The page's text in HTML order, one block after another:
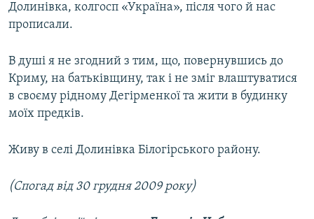
Долинівка, колгосп «Україна», після чого й нас
прописали.
В душі я не згодний з тим, що, повернувшись до
Криму, на батьківщину, так і не зміг влаштуватися
в своєму рідному Дегірменкої та жити в будинку
моїх предків.
Живу в селі Долинівка Білогірського району.
(Спогад від 30 грудня 2009 року)